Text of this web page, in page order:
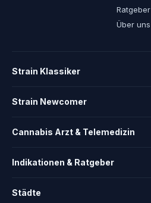
Ratgeber
Über uns
Strain Klassiker
Strain Newcomer
Cannabis Arzt & Telemedizin
Indikationen & Ratgeber
Städte